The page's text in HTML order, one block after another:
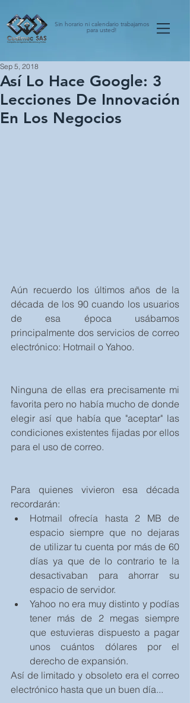
Sin horario ni calendario trabajamos
para usted!
Así Lo Hace Google: 3
Lecciones De Innovación
En Los Negocios
Sep 5, 2018
Aún recuerdo los últimos años de la
década de los 90 cuando los usuarios
de esa época usábamos
principalmente dos servicios de correo
electrónico: Hotmail o Yahoo.
Ninguna de ellas era precisamente mi
favorita pero no había mucho de donde
elegir así que había que "aceptar" las
condiciones existentes fijadas por ellos
para el uso de correo.
Para quienes vivieron esa década
recordarán:
Hotmail ofrecía hasta 2 MB de
espacio siempre que no dejaras
de utilizar tu cuenta por más de 60
días ya que de lo contrario te la
desactivaban para ahorrar su
espacio de servidor.
Yahoo no era muy distinto y podías
tener más de 2 megas siempre
que estuvieras dispuesto a pagar
unos cuántos dólares por el
derecho de expansión.
Así de limitado y obsoleto era el correo
electrónico hasta que un buen día...